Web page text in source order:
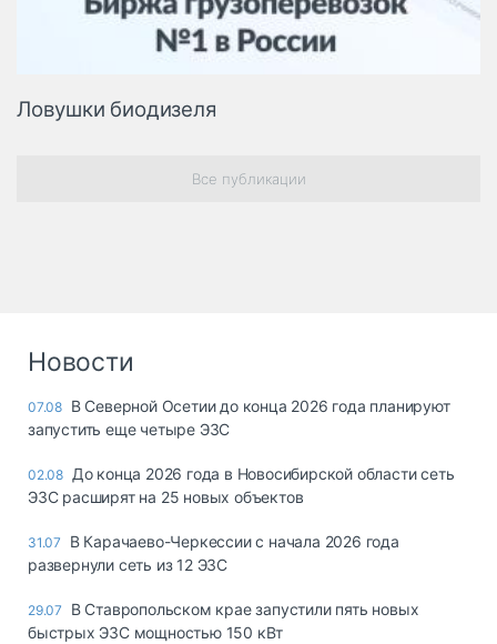
Ловушки биодизеля
Все публикации
Новости
07.08 В Северной Осетии до конца 2026 года планируют
запустить еще четыре ЭЗС
02.08 До конца 2026 года в Новосибирской области сеть
ЭЗС расширят на 25 новых объектов
31.07
В Карачаево-Черкессии с начала 2026 года
развернули сеть из 12 ЭЗС
29.07
В Ставропольском крае запустили пять новых
быстрых ЭЗС мощностью 150 кВт